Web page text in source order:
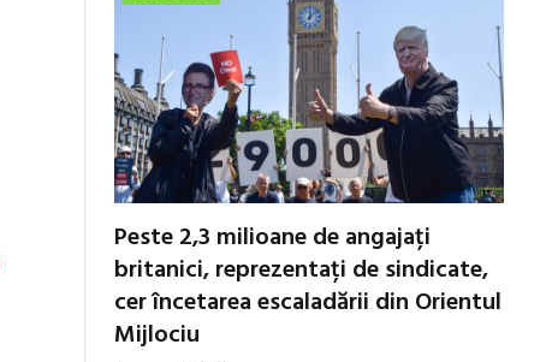
Peste 2,3 milioane de angajați
britanici, reprezentați de sindicate,
cer încetarea escaladării din Orientul
Mijlociu